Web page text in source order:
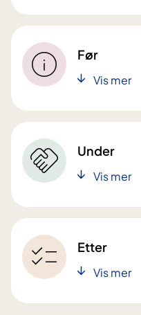
Før
Vis mer
Under
Vis mer
Etter
Vis mer